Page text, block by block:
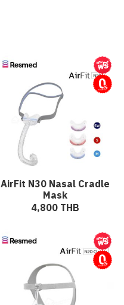
ผ่อนชำระ
AirFit N30 Nasal Cradle
Mask
4,800 THB
ผ่อนชำระ